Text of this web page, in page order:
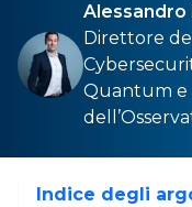
Alessandro
Direttore
Quantum e
Indice degli